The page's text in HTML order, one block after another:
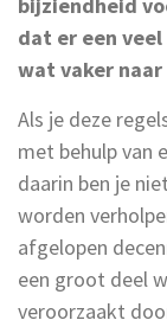
dat er een
wat vaker
Als je deze
met behulp van
daarin ben je
worden
afgelopen
een groot deel
veroorzaakt